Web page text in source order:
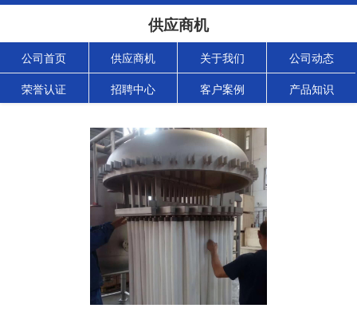
供应商机
公司首页 供应商机 关于我们 公司动态
荣誉认证 招聘中心 客户案例 产品知识